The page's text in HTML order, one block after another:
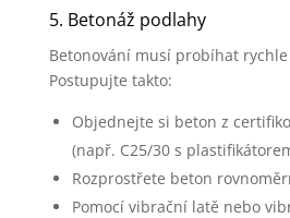
5. Betonáž podlahy
Betonování musí probíhat
Postupujte takto:
Objednejte si beton z
(např. C25/30 s
Rozprostřete beton
Pomocí vibrační latě nebo